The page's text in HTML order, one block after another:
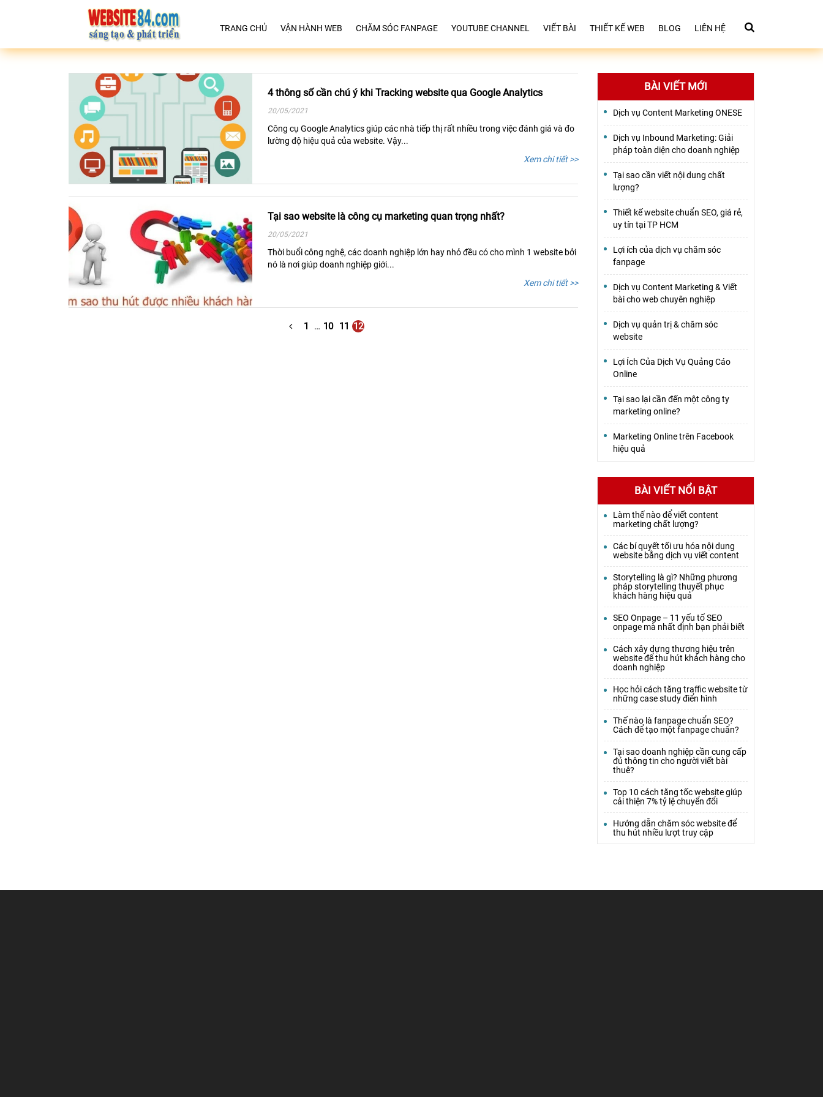
TRANG CHỦ VẬN HÀNH WEB CHĂM SÓC FANPAGE YOUTUBE CHANNEL VIẾT BÀI THIẾT KẾ WEB BLOG LIÊN HỆ
4 thông số cần chú ý khi Tracking website qua Google Analytics
20/05/2021
Công cụ Google Analytics giúp các nhà tiếp thị rất nhiều trong việc đánh giá và đo
lường độ hiệu quả của website. Vậy...
Xem chi tiết >>
Tại sao website là công cụ marketing quan trọng nhất?
20/05/2021
Thời buổi công nghệ, các doanh nghiệp lớn hay nhỏ đều có cho mình 1 website bởi
nó là nơi giúp doanh nghiệp giới...
Xem chi tiết >>
1 … 10 11 12
BÀI VIẾT MỚI
Dịch vụ Content Marketing ONESE
Dịch vụ Inbound Marketing: Giải
pháp toàn diện cho doanh nghiệp
Tại sao cần viết nội dung chất
lượng?
Thiết kế website chuẩn SEO, giá rẻ,
uy tín tại TP HCM
Lợi ích của dịch vụ chăm sóc
fanpage
Dịch vụ Content Marketing & Viết
bài cho web chuyên nghiệp
Dịch vụ quản trị & chăm sóc
website
Lợi Ích Của Dịch Vụ Quảng Cáo
Online
Tại sao lại cần đến một công ty
marketing online?
Marketing Online trên Facebook
hiệu quả
BÀI VIẾT NỔI BẬT
Làm thế nào để viết content
marketing chất lượng?
Các bí quyết tối ưu hóa nội dung
website bằng dịch vụ viết content
Storytelling là gì? Những phương
pháp storytelling thuyết phục
khách hàng hiệu quả
SEO Onpage – 11 yếu tố SEO
onpage mà nhất định bạn phải biết
Cách xây dựng thương hiệu trên
website để thu hút khách hàng cho
doanh nghiệp
Học hỏi cách tăng traffic website từ
những case study điển hình
Thế nào là fanpage chuẩn SEO?
Cách để tạo một fanpage chuẩn?
Tại sao doanh nghiệp cần cung cấp
đủ thông tin cho người viết bài
thuê?
Top 10 cách tăng tốc website giúp
cải thiện 7% tỷ lệ chuyển đổi
Hướng dẫn chăm sóc website để
thu hút nhiều lượt truy cập